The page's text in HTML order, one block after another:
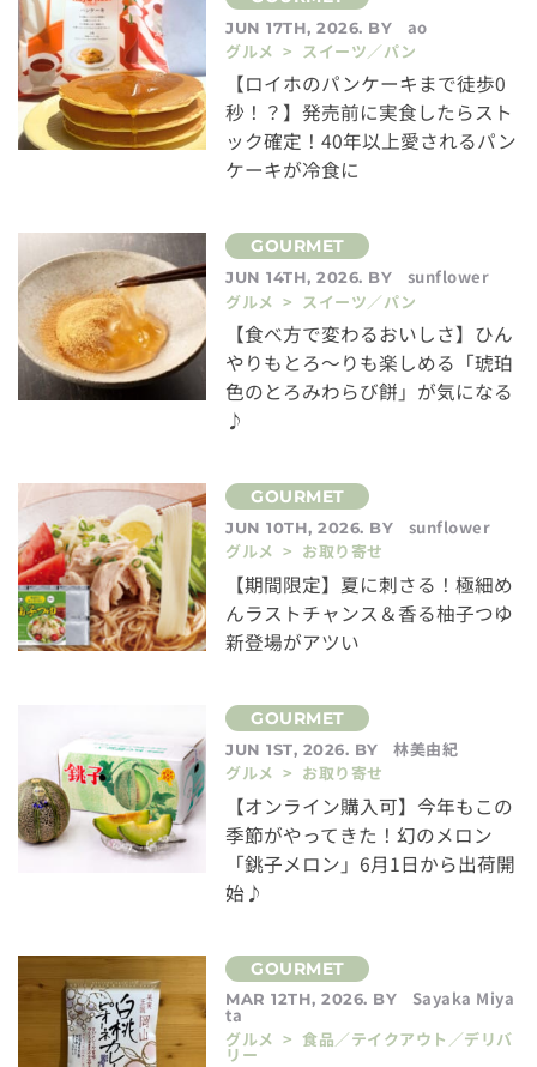
JUN 17TH, 2026. BY
ao
グルメ > スイーツ／パン
【ロイホのパンケーキまで徒歩0
秒！？】発売前に実食したらスト
ック確定！40年以上愛されるパン
ケーキが冷食に
JUN 14TH, 2026. BY
sunflower
グルメ > スイーツ／パン
【食べ方で変わるおいしさ】ひん
やりもとろ〜りも楽しめる「琥珀
色のとろみわらび餅」が気になる
♪
JUN 10TH, 2026. BY
sunflower
グルメ > お取り寄せ
【期間限定】夏に刺さる！極細め
んラストチャンス＆香る柚子つゆ
新登場がアツい
JUN 1ST, 2026. BY
林美由紀
グルメ > お取り寄せ
【オンライン購入可】今年もこの
季節がやってきた！幻のメロン
「銚子メロン」6月1日から出荷開
始♪
MAR 12TH, 2026. BY Sayaka Miya
ta
グルメ > 食品／テイクアウト／デリバ
リー